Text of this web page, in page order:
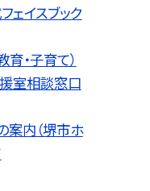
ェイスブック
育・子育て）
室相談窓口
内（堺市ホ